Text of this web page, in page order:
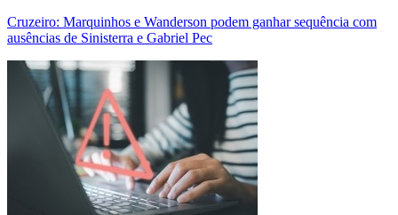
Cruzeiro: Marquinhos e Wanderson podem ganhar sequência com
ausências de Sinisterra e Gabriel Pec